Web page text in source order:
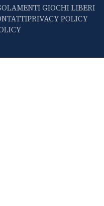
GIOCHI LIBERI
PRIVACY POLICY